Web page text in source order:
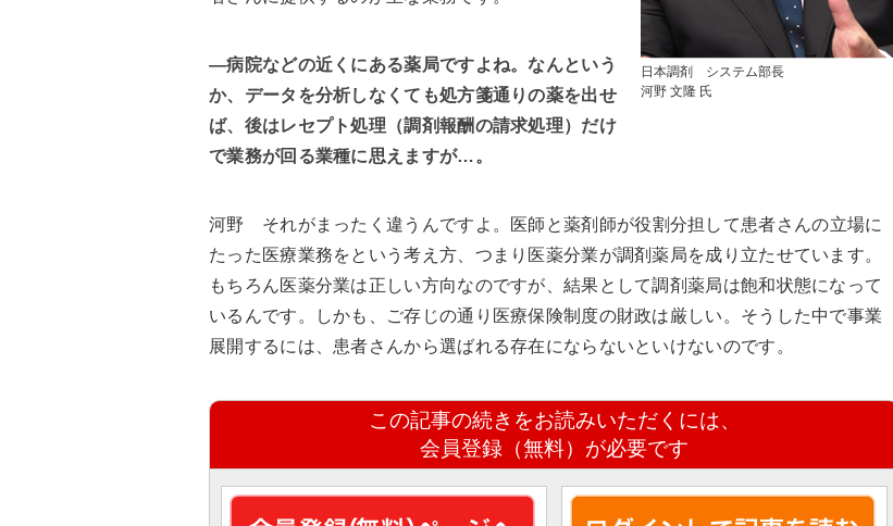
日本調剤 システム部長
河野 文隆 氏
―病院などの近くにある薬局ですよね。なんという
か、データを分析しなくても処方箋通りの薬を出せ
ば、後はレセプト処理（調剤報酬の請求処理）だけ
で業務が回る業種に思えますが…。
河野 それがまったく違うんですよ。医師と薬剤師が役割分担して患者さんの立場に
たった医療業務をという考え方、つまり医薬分業が調剤薬局を成り立たせています。
もちろん医薬分業は正しい方向なのですが、結果として調剤薬局は飽和状態になって
いるんです。しかも、ご存じの通り医療保険制度の財政は厳しい。そうした中で事業
展開するには、患者さんから選ばれる存在にならないといけないのです。
この記事の続きをお読みいただくには、
会員登録（無料）が必要です